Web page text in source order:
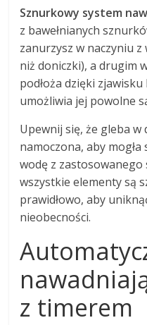
Sznurkowy system
z bawełnianych
zanurzysz w naczyniu z
niż doniczki), a drugim
podłoża dzięki
umożliwia jej powolne
Upewnij się, że gleba w
namoczona, aby
wodę z zastosowanego
wszystkie elementy są
prawidłowo, aby
nieobecności.
z timerem